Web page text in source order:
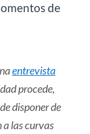
de
entrevista
procede,
disponer de
a las curvas